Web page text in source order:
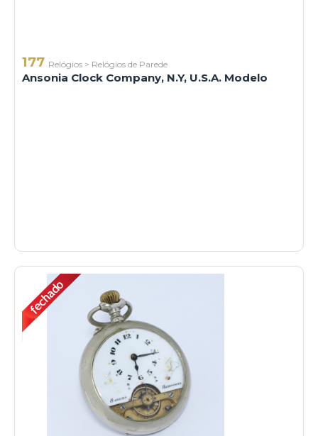
177 Relógios > Relógios de Parede
Ansonia Clock Company, N.Y, U.S.A. Modelo